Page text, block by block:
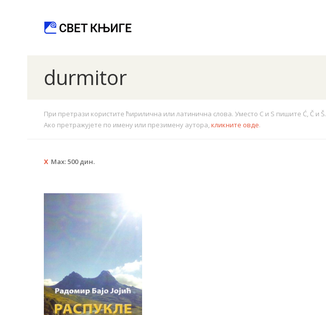
durmitor
При претрази користите ћирилична или латинична слова. Уместо C и S пишите Ć, Č и Š.
Ако претражујете по имену или презимену аутора,кликните овде.
Max:500дин.